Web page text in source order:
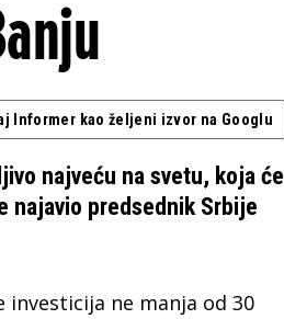
Informer kao željeni izvor na Googlu
najveću na svetu, koja će
najavio predsednik Srbije
investicija ne manja od 30